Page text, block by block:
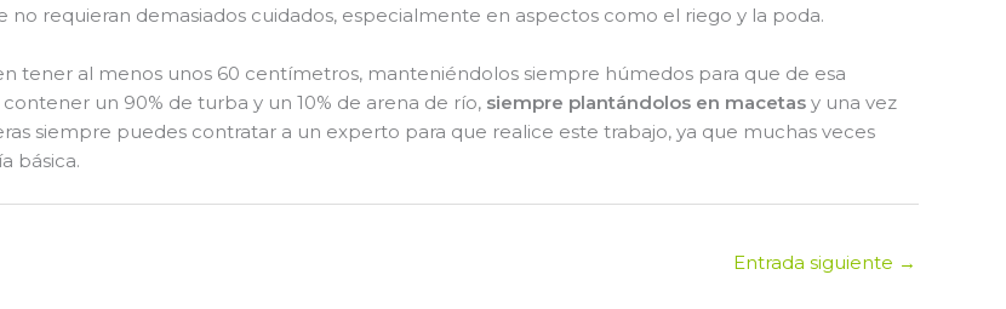
requieran demasiados cuidados, especialmente en aspectos como el riego y la poda.
tener al menos unos 60 centímetros, manteniéndolos siempre húmedos para que de esa
un 90% de turba y un 10% de arena de río, siempre plantándolos en macetas y una vez
siempre puedes contratar a un experto para que realice este trabajo, ya que muchas veces
básica.
Entrada siguiente →